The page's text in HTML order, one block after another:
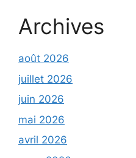
Archives
août 2026
juillet 2026
juin 2026
mai 2026
avril 2026